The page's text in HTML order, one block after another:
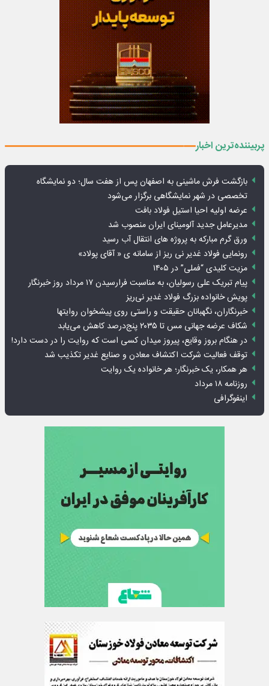
پربیننده‌ترین اخبار
بازگشت فرش ماشینی به اصفهان پس از هفت سال؛ دو نمایشگاه
تخصصی در شهر نمایشگاهی برگزار می‌شود
عرضه اولیه احیا استیل فولاد بافت
مدیرعامل جدید آلومینای ایران منصوب شد
ورق گرم مبارکه به پروژه های انتقال آب رسید
رونمایی فولاد غدیر نی ریز از سامانه ی « آقای پولاد»
مزیت کلیدی “فملی” در ۱۴۰۵
پیام تبریک علی رسولیان، به مناسبت فرارسیدن ۱۷ مرداد روز خبرنگار
پویش خانواده بزرگ فولاد غدیر نی‌ریز
خبرنگاران، نگهبانان حقیقت و راستی روی پیشخوان روایت­ها
شکاف عرضه جهانی مس تا ۲۰۳۵ پنج‌درصد کاهش می‌یابد
در هنگام بروز وقایع، پیروز میدان کسی است که روایت را در دست دارد!
توقف فعالیت شرکت اکتشاف معادن و صنایع غدیر تکذیب شد
هر همکار، یک خبرنگار؛ هر خانواده یک روایت
روزنامه ۱۸ مرداد
اینفوگرافی